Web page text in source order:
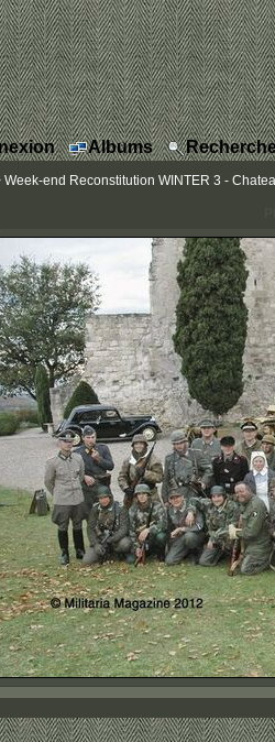
Albums
Week-end Reconstitution WINTER 3 -